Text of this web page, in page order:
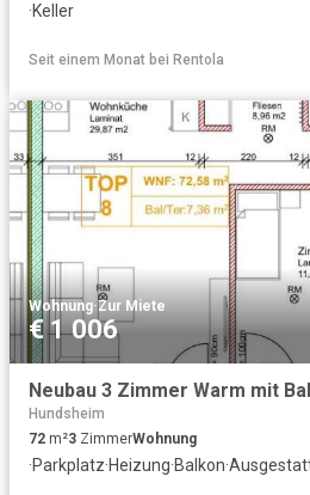
·Keller
Seit einem Monat bei Rentola
Wohnung·Zur Miete
€ 1 006
Hundsheim
72 m²3 ZimmerWohnung
·Parkplatz·Heizung·Balkon·